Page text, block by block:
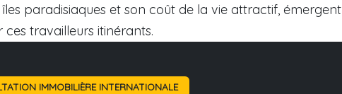
paradisiaques et son coût de la vie attractif, émergent
travailleurs itinérants.
IMMOBILIÈRE INTERNATIONALE